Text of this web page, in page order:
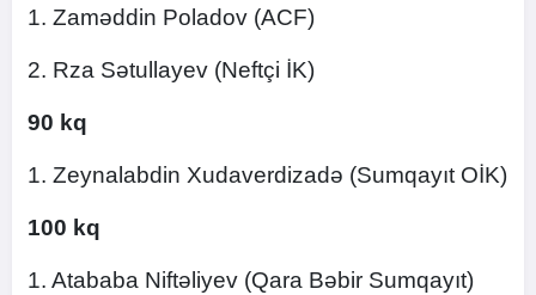
1. Zaməddin Poladov (ACF)
2. Rza Sətullayev (Neftçi İK)
90 kq
1. Zeynalabdin Xudaverdizadə (Sumqayıt OİK)
100 kq
1. Atababa Niftəliyev (Qara Bəbir Sumqayıt)